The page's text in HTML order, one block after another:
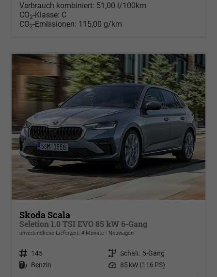
Verbrauch kombiniert: 51,00 l/100km
CO2-Klasse: C
CO2-Emissionen: 115,00 g/km
Skoda Scala
Seletion 1.0 TSI EVO 85 kW 6-Gang
unverbindliche Lieferzeit: 4 Monate Neuwagen
Fahrzeugnr. 145 Getriebe Schalt. 5-Gang
Kraftstoff Benzin Leistung 85 kW (116 PS)